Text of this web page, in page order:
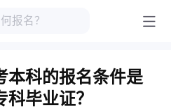
本科的报名条件是
毕业证？